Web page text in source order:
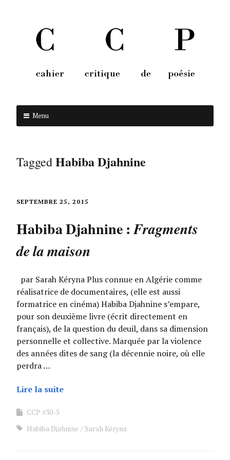
Menu
TaggedHabiba Djahnine
SEPTEMBRE 25, 2015
Habiba Djahnine :Fragments
de la maison
par Sarah Kéryna Plus connue en Algérie comme
réalisatrice de documentaires, (elle est aussi
formatrice en cinéma) Habiba Djahnine s’empare,
pour son deuxième livre (écrit directement en
français), de la question du deuil, dans sa dimension
personnelle et collective. Marquée par la violence
des années dites de sang (la décennie noire, où elle
perdra …
Lire la suite
CCP #30-5
Habiba Djahnine
Sarah Kéryna